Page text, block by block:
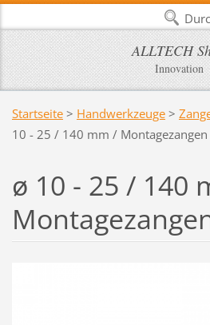
ALLTECH
Innovation
Startseite > Handwerkzeuge >
10 - 25 / 140 mm /
ø 10 - 25 / 140